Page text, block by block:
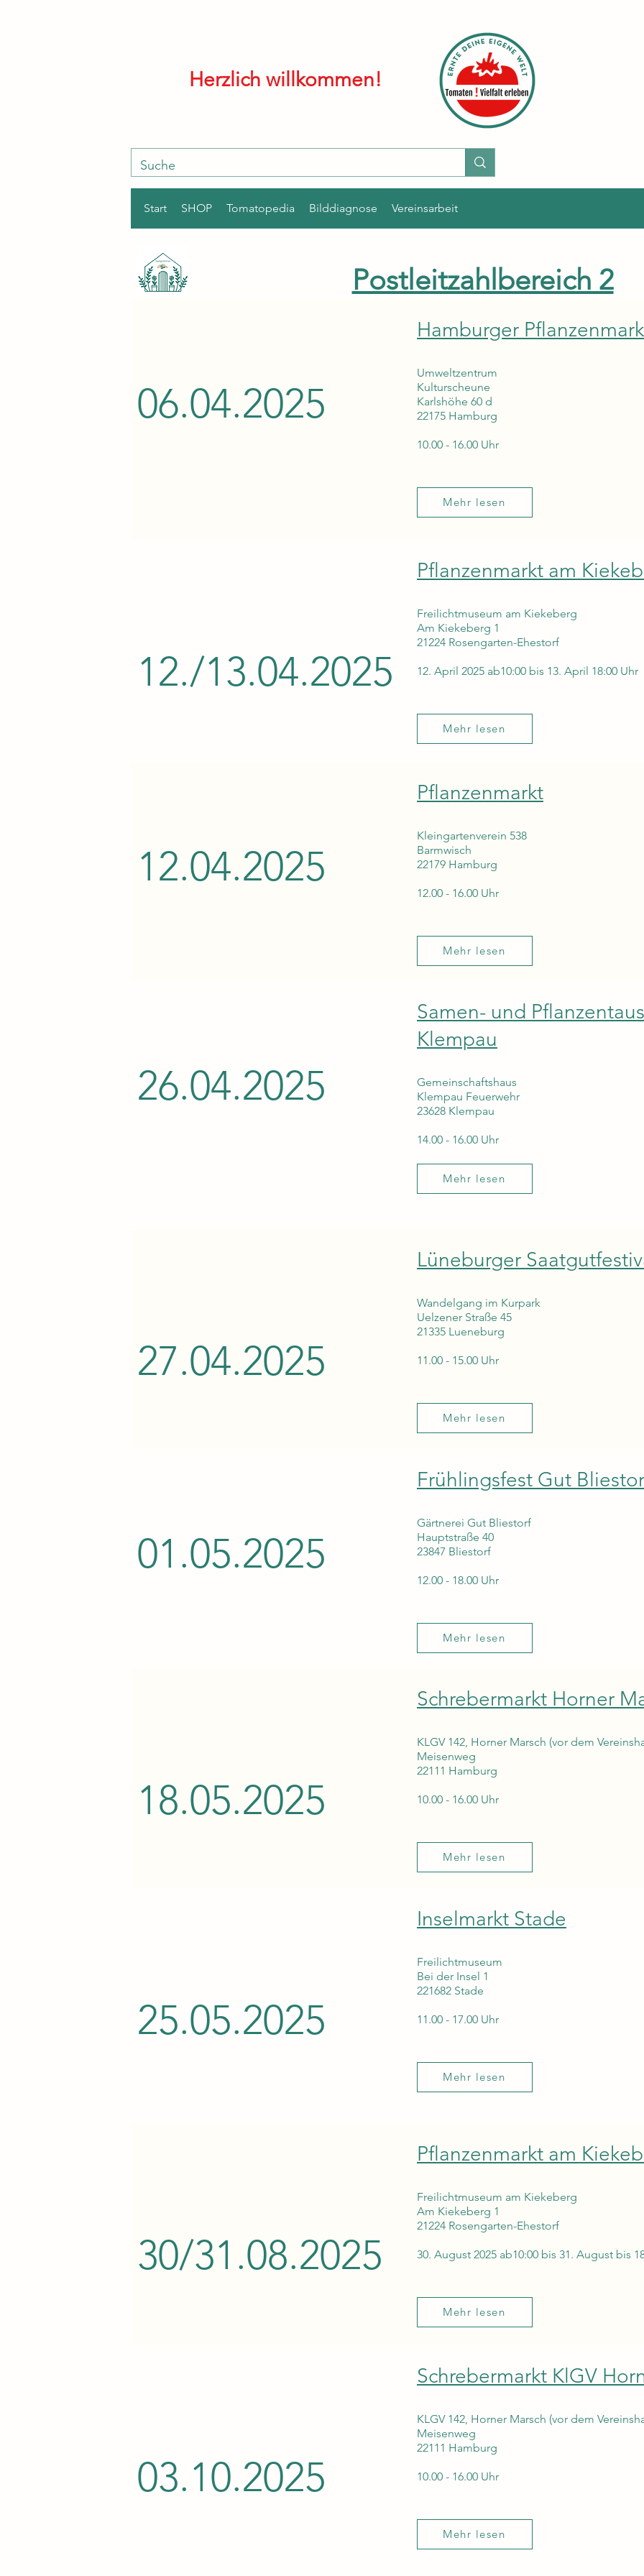
Herzlich willkommen!
Start SHOP Tomatopedia Bilddiagnose Vereinsarbeit
Postleitzahlbereich 2
06.04.2025
Hamburger
Umweltzentrum
Kulturscheune
Karlshöhe 60 d
22175 Hamburg
10.00 - 16.00 Uhr
Mehr lesen
12./13.04.2025
Pflanzenmarkt am
Freilichtmuseum am Kiekeberg
Am Kiekeberg 1
21224 Rosengarten-Ehestorf
12. April 2025 ab10:00 bis 13. April 18:00 Uhr
Mehr lesen
12.04.2025
Pflanzenmarkt
Kleingartenverein 538
Barmwisch
22179 Hamburg
12.00 - 16.00 Uhr
Mehr lesen
26.04.2025
Samen- und
Klempau
Gemeinschaftshaus
Klempau Feuerwehr
23628 Klempau
14.00 - 16.00 Uhr
Mehr lesen
27.04.2025
Lüneburger
Wandelgang im Kurpark
Uelzener Straße 45
21335 Lueneburg
11.00 - 15.00 Uhr
Mehr lesen
01.05.2025
Frühlingsfest Gut
Gärtnerei Gut Bliestorf
Hauptstraße 40
23847 Bliestorf
12.00 - 18.00 Uhr
Mehr lesen
18.05.2025
Schrebermarkt Horner
KLGV 142, Horner Marsch (vor dem
Meisenweg
22111 Hamburg
10.00 - 16.00 Uhr
Mehr lesen
25.05.2025
Inselmarkt Stade
Freilichtmuseum
Bei der Insel 1
221682 Stade
11.00 - 17.00 Uhr
Mehr lesen
30/31.08.2025
Pflanzenmarkt am
Freilichtmuseum am Kiekeberg
Am Kiekeberg 1
21224 Rosengarten-Ehestorf
30. August 2025 ab10:00 bis 31. August bis
Mehr lesen
03.10.2025
Schrebermarkt KlGV
KLGV 142, Horner Marsch (vor dem
Meisenweg
22111 Hamburg
10.00 - 16.00 Uhr
Mehr lesen